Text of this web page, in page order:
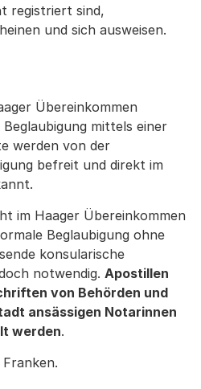
registriert sind,
und sich ausweisen.
Übereinkommen
mittels einer
werden von der
befreit und direkt im
im Haager Übereinkommen
Beglaubigung ohne
konsularische
notwendig. Apostillen
von Behörden und
ansässigen Notarinnen
werden.